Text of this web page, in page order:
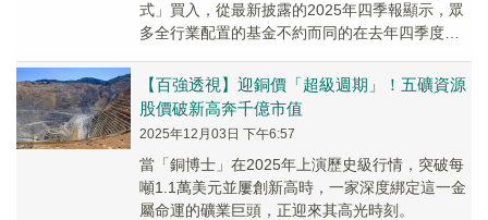
式」買入，從最新披露的2025年四季報顯示，眾
多全行業配置的基金不約而同的在去年四季度加
金經理。
【百強透視】迎銅價「超級週期」！五礦資源
股價破新高奔千億市值
2025年12月03日 下午6:57
當「銅博士」在2025年上演歷史級行情，突破每
噸1.1萬美元並屢創新高時，一家深度綁定這一金
屬命運的礦業巨頭，正迎來其高光時刻。